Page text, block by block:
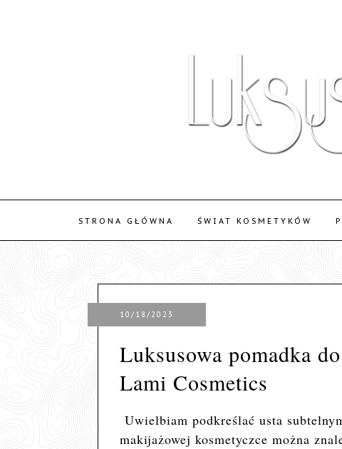
STRONA GŁÓWNA ŚWIAT KOSMETYKÓW
10/18/2023
Luksusowa pomadka
Lami Cosmetics
Uwielbiam podkreślać usta
makijażowej kosmetyczce można